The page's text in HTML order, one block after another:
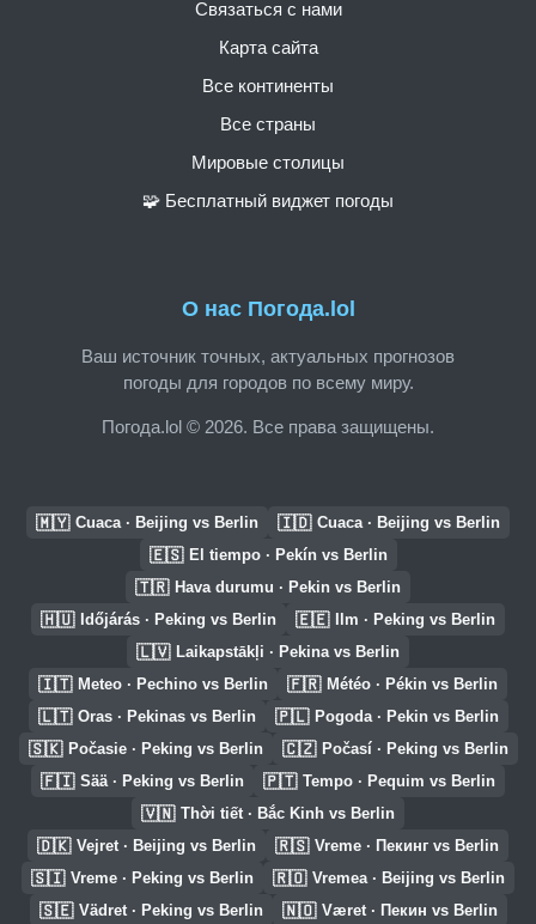
О нас Погода.lol
Ваш источник точных, актуальных прогнозов
погоды для городов по всему миру.
Погода.lol © 2026. Все права защищены.
Связаться с нами
Карта сайта
Все континенты
Все страны
Мировые столицы
🧩 Бесплатный виджет погоды
🇲🇾 Cuaca · Beijing vs Berlin 🇮🇩 Cuaca · Beijing vs Berlin
🇪🇸 El tiempo · Pekín vs Berlin
🇹🇷 Hava durumu · Pekin vs Berlin
🇭🇺 Időjárás · Peking vs Berlin 🇪🇪 Ilm · Peking vs Berlin
🇱🇻 Laikapstākļi · Pekina vs Berlin
🇮🇹 Meteo · Pechino vs Berlin 🇫🇷 Météo · Pékin vs Berlin
🇱🇹 Oras · Pekinas vs Berlin 🇵🇱 Pogoda · Pekin vs Berlin
🇸🇰 Počasie · Peking vs Berlin 🇨🇿 Počasí · Peking vs Berlin
🇫🇮 Sää · Peking vs Berlin 🇵🇹 Tempo · Pequim vs Berlin
🇻🇳 Thời tiết · Bắc Kinh vs Berlin
🇩🇰 Vejret · Beijing vs Berlin 🇷🇸 Vreme · Пекинг vs Berlin
🇸🇮 Vreme · Peking vs Berlin 🇷🇴 Vremea · Beijing vs Berlin
🇸🇪 Vädret · Peking vs Berlin 🇳🇴 Været · Пекин vs Berlin